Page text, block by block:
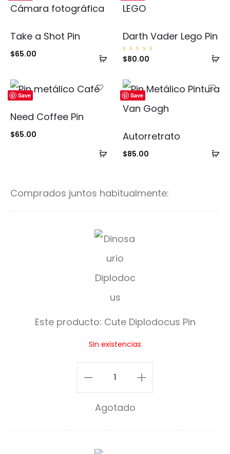
Añadir
carrito
Take a Shot Pin
$65.00
Darth Vader Lego Pin
Valorad
o con
$80.00
Save
Añadir
Need Coffee Pin
$65.00
Save
Autorretrato
$85.00
Comprados juntos habitualmente:
C
u
t
e
p
o
d
o
Este producto: Cute Diplodocus Pin
Sin existencias
Cute
Diplodocus
cantidad
Agotado